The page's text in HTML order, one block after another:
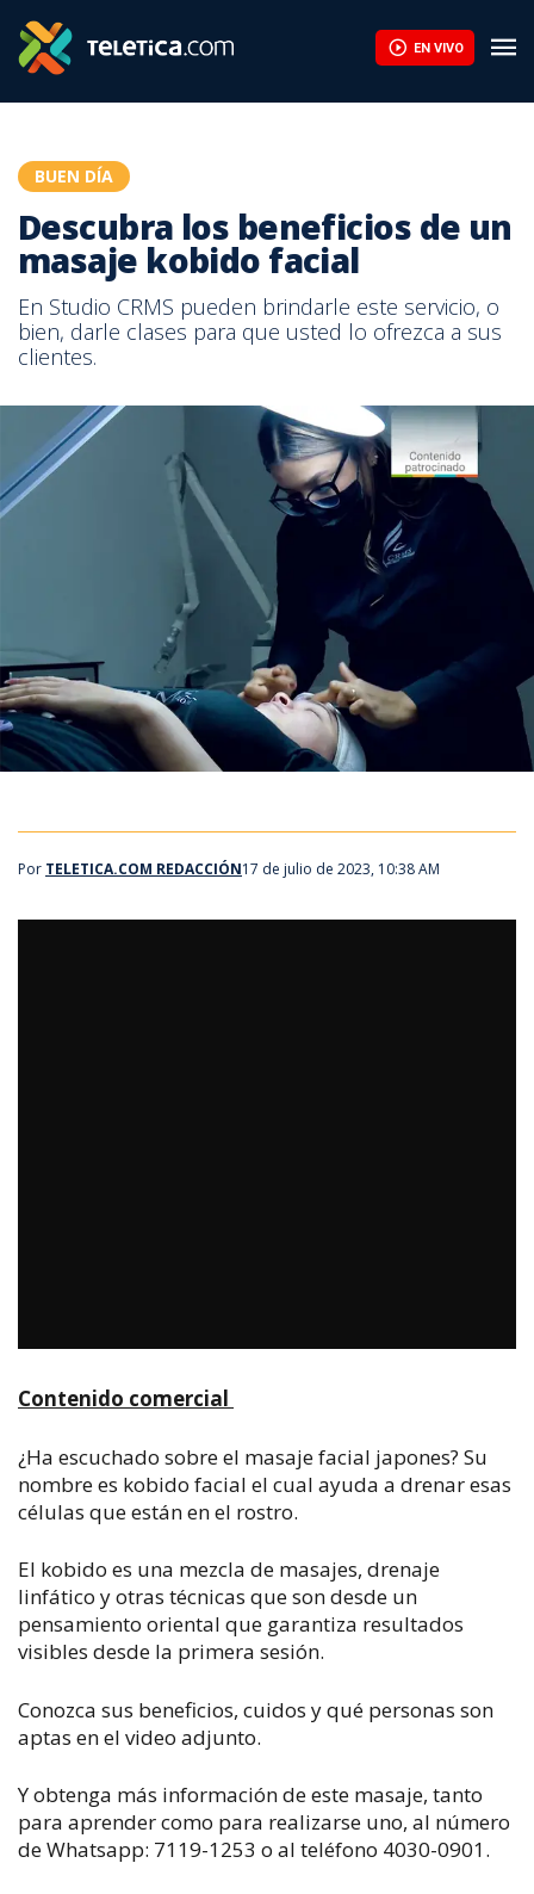
EN VIVO
BUEN DÍA
Descubra los beneficios de un
masaje kobido facial
En Studio CRMS pueden brindarle este servicio, o
bien, darle clases para que usted lo ofrezca a sus
clientes.
Por TELETICA.COM REDACCIÓN17 de julio de 2023, 10:38 AM
Contenido comercial
¿Ha escuchado sobre el masaje facial japones? Su
nombre es kobido facial el cual ayuda a drenar esas
células que están en el rostro.
El kobido es una mezcla de masajes, drenaje
linfático y otras técnicas que son desde un
pensamiento oriental que garantiza resultados
visibles desde la primera sesión.
Conozca sus beneficios, cuidos y qué personas son
aptas en el video adjunto.
Y obtenga más información de este masaje, tanto
para aprender como para realizarse uno, al número
de Whatsapp: 7119-1253 o al teléfono 4030-0901.